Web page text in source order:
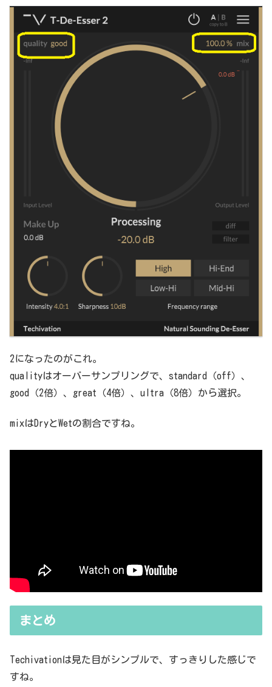
2になったのがこれ。
qualityはオーバーサンプリングで、standard（off）、
good（2倍）、great（4倍）、ultra（8倍）から選択。
mixはDryとWetの割合ですね。
まとめ
Techivationは見た目がシンプルで、すっきりした感じで
すね。